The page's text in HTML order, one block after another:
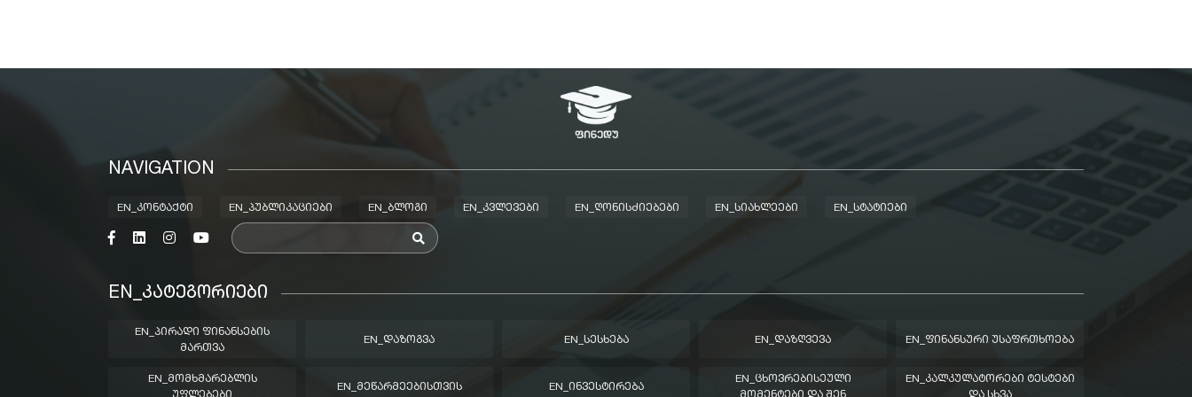
NAVIGATION
EN_ᲙᲝᲜᲢᲐᲥᲢᲘ EN_ᲞᲣᲑᲚᲘᲙᲐᲪᲘᲔᲑᲘ EN_ᲑᲚᲝᲒᲘ EN_ᲙᲕᲚᲔᲕᲔᲑᲘ EN_ᲦᲝᲜᲘᲡᲫᲘᲔᲑᲔᲑᲘ EN_ᲡᲘᲐᲮᲚᲔᲔᲑᲘ EN_ᲡᲢᲐᲢᲘᲔᲑᲘ
EN_ᲙᲐᲢᲔᲒᲝᲠᲘᲔᲑᲘ
EN_ᲞᲘᲠᲐᲓᲘ ᲤᲘᲜᲐᲜᲡᲔᲑᲘᲡ
ᲛᲐᲠᲗᲕᲐ
EN_ᲓᲐᲖᲝᲒᲕᲐ EN_ᲡᲔᲡᲮᲔᲑᲐ EN_ᲓᲐᲖᲦᲕᲔᲕᲐ EN_ᲤᲘᲜᲐᲜᲡᲣᲠᲘ ᲣᲡᲐᲤᲠᲗᲮᲝᲔᲑᲐ
EN_ᲛᲝᲛᲮᲛᲐᲠᲔᲑᲚᲘᲡ
EN_ᲛᲔᲬᲐᲠᲛᲔᲔᲑᲘᲡᲗᲕᲘᲡ EN_ᲘᲜᲕᲔᲡᲢᲘᲠᲔᲑᲐ
EN_ᲪᲮᲝᲕᲠᲔᲑᲘᲡᲔᲣᲚᲘ
EN_ᲙᲐᲚᲙᲣᲚᲐᲢᲝᲠᲔᲑᲘ ᲢᲔᲡᲢᲔᲑᲘ